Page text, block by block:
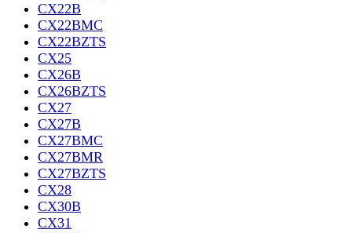
CX22B
CX22BMC
CX22BZTS
CX25
CX26B
CX26BZTS
CX27
CX27B
CX27BMC
CX27BMR
CX27BZTS
CX28
CX30B
CX31